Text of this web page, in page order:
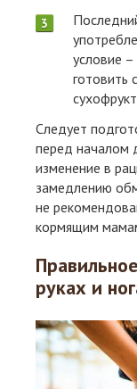
условие
готовить
Следует
перед началом
изменение в
замедлению
не
кормящим
руках и